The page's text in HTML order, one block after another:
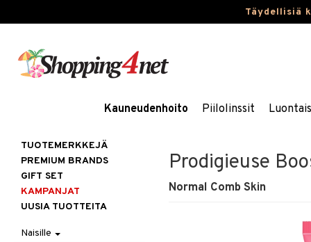
Täydellisiä
Kauneudenhoito Piilolinssit
Prodigieuse
Normal Comb Skin
TUOTEMERKKEJÄ
PREMIUM BRANDS
GIFT SET
KAMPANJAT
UUSIA TUOTTEITA
Naisille